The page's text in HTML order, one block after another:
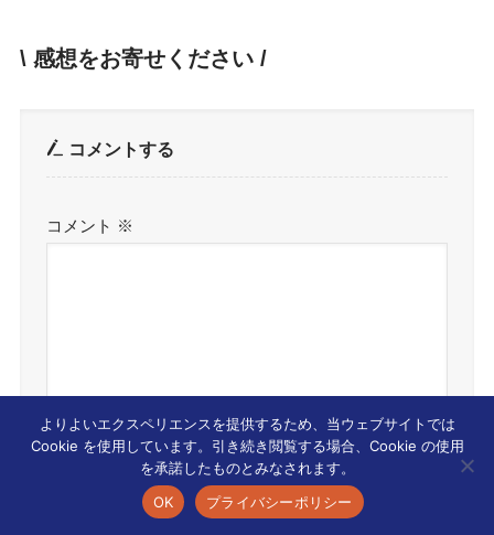
\ 感想をお寄せください /
コメントする
コメント ※
よりよいエクスペリエンスを提供するため、当ウェブサイトでは
Cookie を使用しています。引き続き閲覧する場合、Cookie の使用
を承諾したものとみなされます。
OK
プライバシーポリシー